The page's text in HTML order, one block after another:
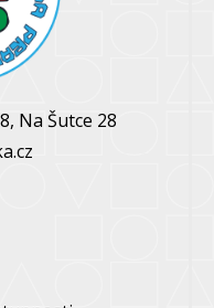
Na Šutce 28